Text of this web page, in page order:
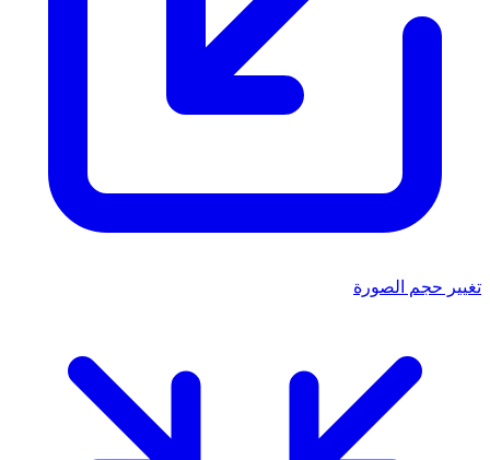
تغيير حجم الصورة